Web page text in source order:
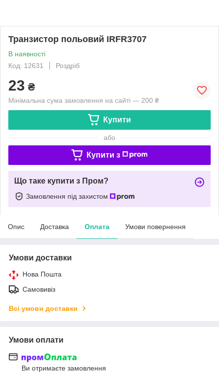
Транзистор польовий IRFR3707
В наявності
Код: 12631
Роздріб
23 ₴
Мінімальна сума замовлення на сайті — 200 ₴
Купити
або
Купити з
Що таке купити з Пром?
Замовлення під захистом
Опис Доставка Оплата Умови повернення
Умови доставки
Нова Пошта
Самовивіз
Всі умови доставки
Умови оплати
Ви отримаєте замовлення